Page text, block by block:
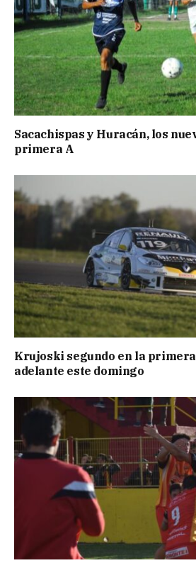
Sacachispas y Huracán, los
primera A
Krujoski segundo en la
adelante este domingo